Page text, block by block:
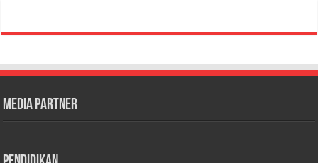
Media Partner